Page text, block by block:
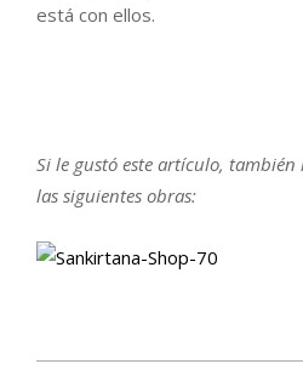
está con ellos.
Si le gustó este artículo,
las siguientes obras: